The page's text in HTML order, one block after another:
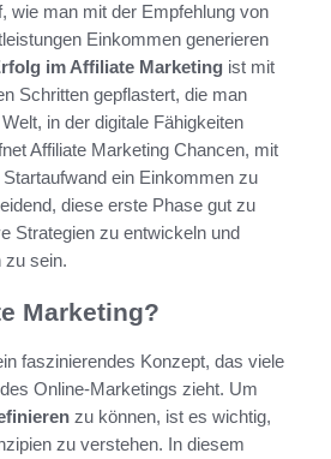
wie man mit der Empfehlung von
Einkommen generieren
im Affiliate Marketing ist mit
Schritten gepflastert, die man
in der digitale Fähigkeiten
Affiliate Marketing Chancen, mit
ein Einkommen zu
diese erste Phase gut zu
Strategien zu entwickeln und
zu sein.
Marketing?
faszinierendes Konzept, das viele
Online-Marketings zieht. Um
zu können, ist es wichtig,
zu verstehen. In diesem